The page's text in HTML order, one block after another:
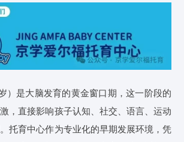
）是大脑发育的黄金窗口期，这一阶段的
，直接影响孩子认知、社交、语言、运动
托育中心作为专业化的早期发展环境，凭